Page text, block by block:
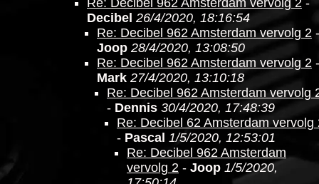
Re: Decibel 962 Amsterdam vervolg 2 -
Decibel 26/4/2020, 18:16:54
Re: Decibel 962 Amsterdam vervolg 2 -
Joop 28/4/2020, 13:08:50
Re: Decibel 962 Amsterdam vervolg 2 -
Mark 27/4/2020, 13:10:18
Re: Decibel 962 Amsterdam vervolg
- Dennis 30/4/2020, 17:48:39
Re: Decibel 62 Amsterdam vervolg
- Pascal 1/5/2020, 12:53:01
Re: Decibel 962 Amsterdam
vervolg 2 - Joop 1/5/2020,